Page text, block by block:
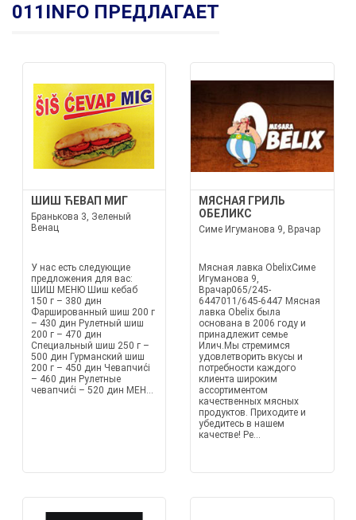
011INFO ПРЕДЛАГАЕТ
ШИШ ЋЕВАП МИГ
Бранькова 3, Зеленый
Венац
У нас есть следующие
предложения для вас:
ШИШ МЕНЮ Шиш кебаб
150 г – 380 дин
Фаршированный шиш 200 г
– 430 дин Рулетный шиш
200 г – 470 дин
Специальный шиш 250 г –
500 дин Гурманский шиш
200 г – 450 дин Чевапчиći
– 460 дин Рулетные
чевапчиći – 520 дин МЕН...
МЯСНАЯ ГРИЛЬ
ОБЕЛИКС
Симе Игуманова 9, Врачар
Мясная лавка ObelixСиме
Игуманова 9,
Врачар065/245-
6447011/645-6447 Мясная
лавка Obelix была
основана в 2006 году и
принадлежит семье
Илич.Мы стремимся
удовлетворить вкусы и
потребности каждого
клиента широким
ассортиментом
качественных мясных
продуктов. Приходите и
убедитесь в нашем
качестве! Ре...